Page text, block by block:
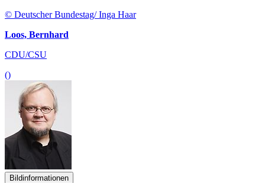
© Deutscher Bundestag/ Inga Haar
Loos, Bernhard
CDU/CSU
()
Bildinformationen